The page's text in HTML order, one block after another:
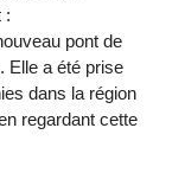
:
pont de
Elle a été prise
dans la région
regardant cette